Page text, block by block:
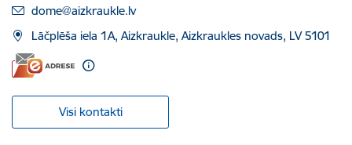
E-pasts:
dome@aizkraukle.lv
Lāčplēša iela 1A, Aizkraukle, Aizkraukles novads, LV 5101
Visi kontakti